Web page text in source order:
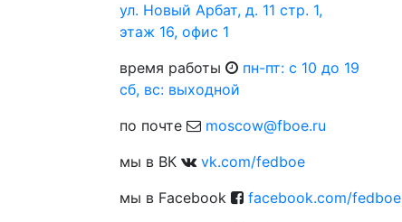
ул. Новый Арбат, д. 11 стр. 1,
этаж 16, офис 1
время работы
пн-пт: c 10 до 19
сб, вс: выходной
по почте
moscow@fboe.ru
мы в ВК
vk.com/fedboe
мы в Facebook
facebook.com/fedboe